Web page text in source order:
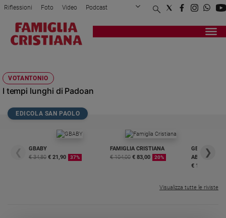
Attualità
Politica
Mondo
Legalità
Sport
Riflessioni Foto Video Podcast
Privacy Policy Chi siamo
Registrati Redazione
VOTANTONIO
I tempi lunghi di Padoan
EDICOLA SAN PAOLO
❮
GBABY
€ 34,80 € 21,90 37%
FAMIGLIA CRISTIANA
€ 104,00 € 83,00 20%
GBABY
€ 16,99
❯
Visualizza tutte le riviste